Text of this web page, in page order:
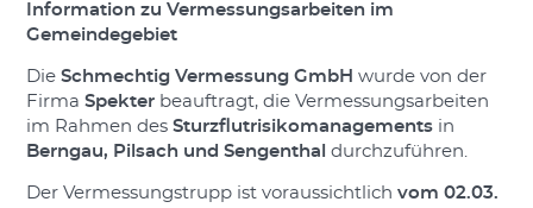
Information zu Vermessungsarbeiten im
Gemeindegebiet
Die Schmechtig Vermessung GmbH wurde von der
Firma Spekterbeauftragt, die Vermessungsarbeiten
im Rahmen des Sturzflutrisikomanagementsin
Berngau, Pilsach und Sengenthal durchzuführen.
Der Vermessungstrupp ist voraussichtlich vom 02.03.